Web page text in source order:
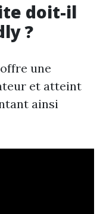
doit-il
?
une
et atteint
ainsi